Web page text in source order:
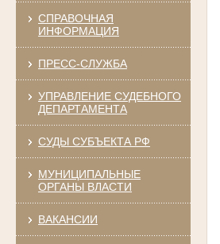
СПРАВОЧНАЯ
ИНФОРМАЦИЯ
ПРЕСС-СЛУЖБА
УПРАВЛЕНИЕ СУДЕБНОГО
ДЕПАРТАМЕНТА
СУДЫ СУБЪЕКТА РФ
МУНИЦИПАЛЬНЫЕ
ОРГАНЫ ВЛАСТИ
ВАКАНСИИ